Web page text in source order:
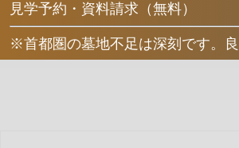
見学予約・資料請求（無料）
※首都圏の墓地不足は深刻です。